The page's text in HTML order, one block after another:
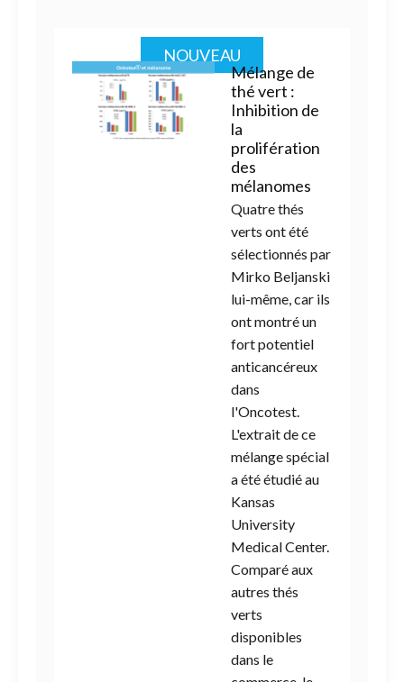
NOUVEAU
Mélange de
thé vert :
Inhibition de
la
prolifération
des
mélanomes
Quatre thés
verts ont été
sélectionnés par
Mirko Beljanski
lui-même, car ils
ont montré un
fort potentiel
anticancéreux
dans
l'Oncotest.
L'extrait de ce
mélange spécial
a été étudié au
Kansas
University
Medical Center.
Comparé aux
autres thés
verts
disponibles
dans le